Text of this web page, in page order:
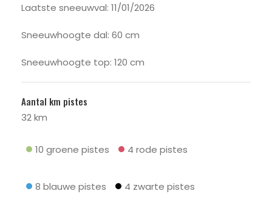
Laatste sneeuwval: 11/01/2026
Sneeuwhoogte dal: 60 cm
Sneeuwhoogte top: 120 cm
Aantal km pistes
32 km
10 groene pistes 4 rode pistes
8 blauwe pistes 4 zwarte pistes